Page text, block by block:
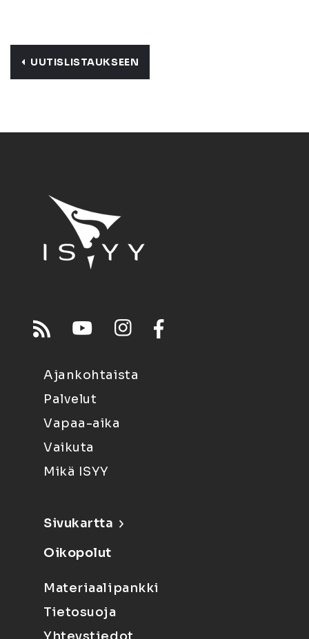
UUTISLISTAUKSEEN
Ajankohtaista
Palvelut
Vapaa-aika
Vaikuta
Mikä ISYY
Sivukartta
Oikopolut
Materiaalipankki
Tietosuoja